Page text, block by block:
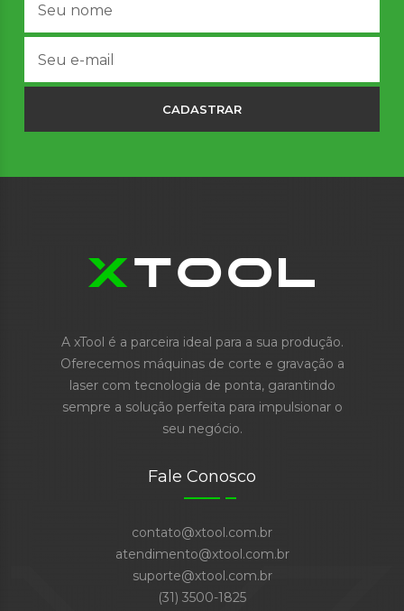
CADASTRAR
A xTool é a parceira ideal para a sua produção.
Oferecemos máquinas de corte e gravação a
laser com tecnologia de ponta, garantindo
sempre a solução perfeita para impulsionar o
seu negócio.
Fale Conosco
contato@xtool.com.br
atendimento@xtool.com.br
suporte@xtool.com.br
(31) 3500-1825